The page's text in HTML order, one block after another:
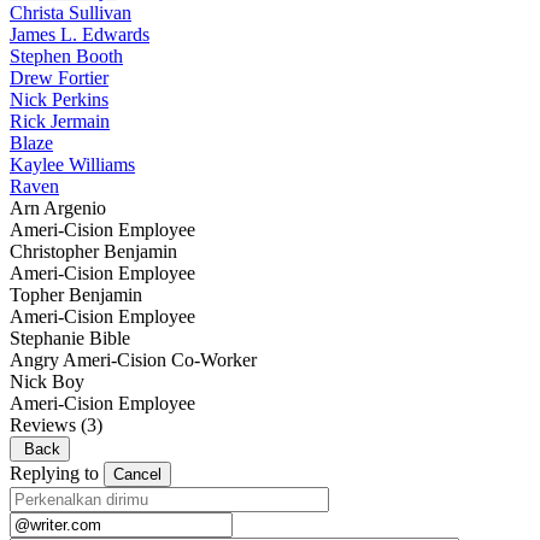
Christa Sullivan
James L. Edwards
Stephen Booth
Drew Fortier
Nick Perkins
Rick Jermain
Blaze
Kaylee Williams
Raven
Arn Argenio
Ameri-Cision Employee
Christopher Benjamin
Ameri-Cision Employee
Topher Benjamin
Ameri-Cision Employee
Stephanie Bible
Angry Ameri-Cision Co-Worker
Nick Boy
Ameri-Cision Employee
Reviews (3)
Back
Replying to Cancel